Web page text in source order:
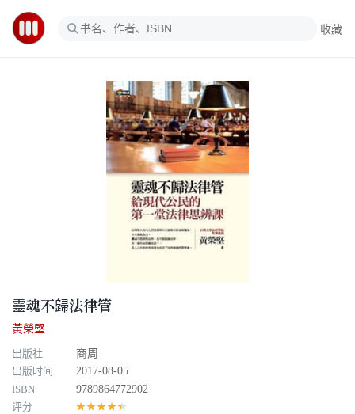
收藏
靈魂不歸法律管
黃榮堅
出版社
商周
出版时间
2017-08-05
ISBN
9789864772902
评分
★★★★★